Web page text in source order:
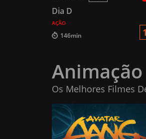
Dia D
AÇÃO
146min
Animação
Os Melhores Filmes